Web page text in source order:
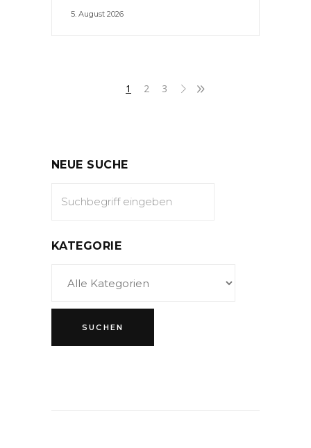
5. August 2026
1 2 3
NEUE SUCHE
KATEGORIE